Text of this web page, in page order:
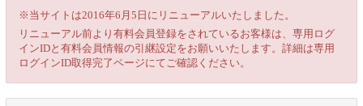
※当サイトは2016年6月5日にリニューアルいたしました。
リニューアル前より有料会員登録をされているお客様は、専用ログ
インIDと有料会員情報の引継設定をお願いいたします。詳細は専用
ログインID取得完了ページにてご確認ください。